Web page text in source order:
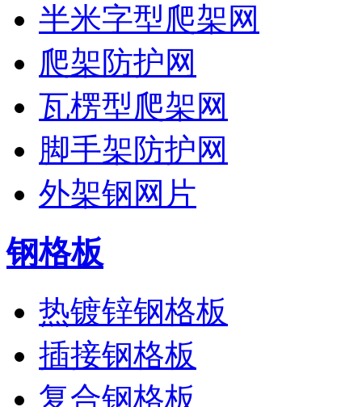
半米字型爬架网
爬架防护网
瓦楞型爬架网
脚手架防护网
外架钢网片
钢格板
热镀锌钢格板
插接钢格板
复合钢格板